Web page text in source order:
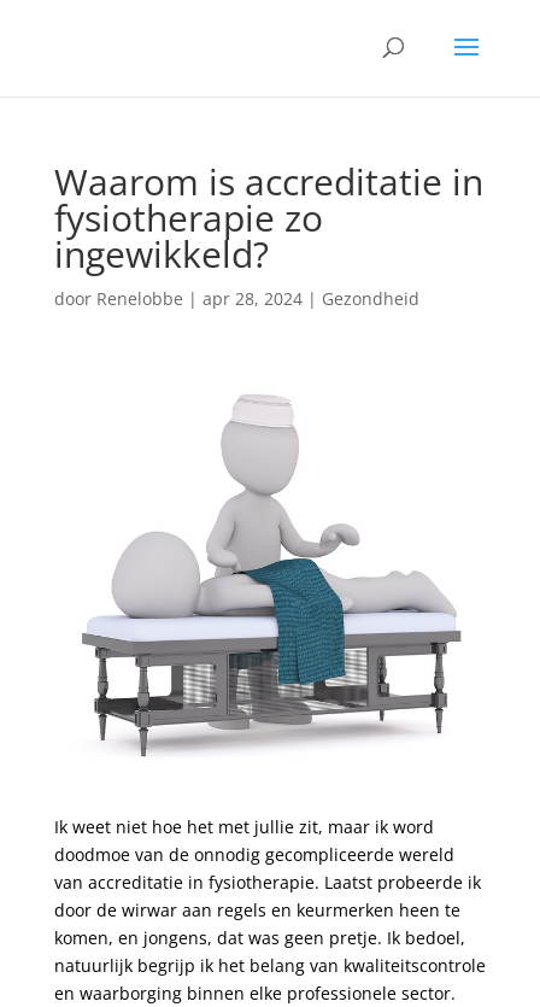
Waarom is accreditatie in
fysiotherapie zo
ingewikkeld?
door Renelobbe | apr 28, 2024| Gezondheid
Ik weet niet hoe het met jullie zit, maar ik word
doodmoe van de onnodig gecompliceerde wereld
van accreditatie in fysiotherapie. Laatst probeerde ik
door de wirwar aan regels en keurmerken heen te
komen, en jongens, dat was geen pretje. Ik bedoel,
natuurlijk begrijp ik het belang van kwaliteitscontrole
en waarborging binnen elke professionele sector.